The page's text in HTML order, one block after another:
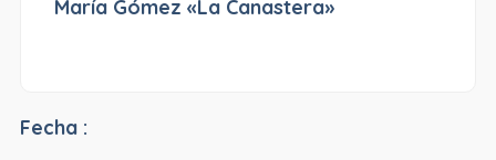
María Gómez «La Canastera»
Fecha :